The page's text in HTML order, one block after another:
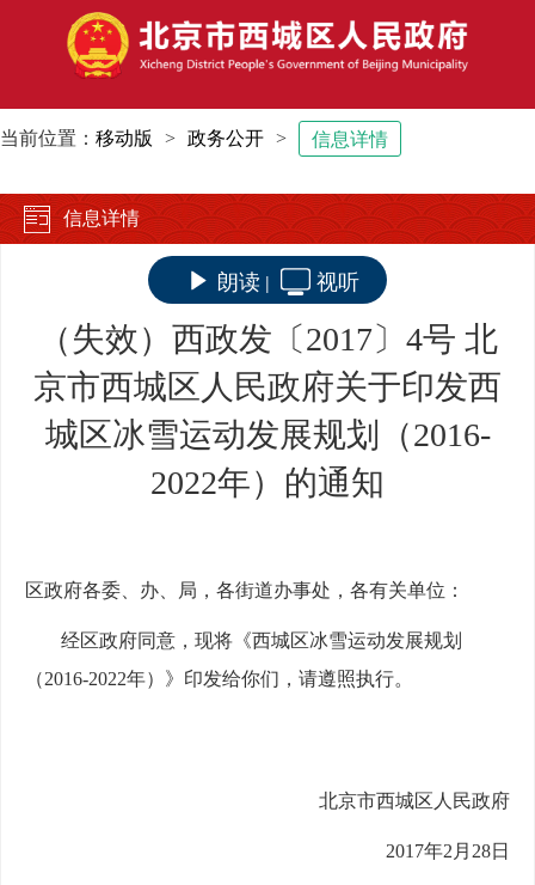
当前位置： 移动版 > 政务公开 > 信息详情
信息详情
朗读 | 视听
（失效）西政发〔2017〕4号 北
京市西城区人民政府关于印发西
城区冰雪运动发展规划（2016-
2022年）的通知
区政府各委、办、局，各街道办事处，各有关单位：
经区政府同意，现将《西城区冰雪运动发展规划
（2016-2022年）》印发给你们，请遵照执行。
北京市西城区人民政府
2017年2月28日